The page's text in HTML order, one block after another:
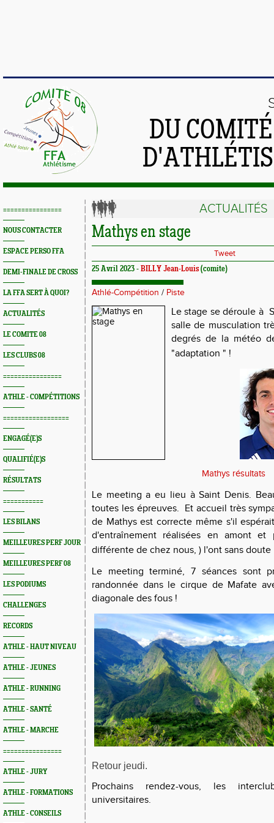
DU
================
NOUS CONTACTER
ESPACE PERSO FFA
DEMI-FINALE DE CROSS
LA FFA SERT À QUOI?
ACTUALITÉS
LE COMITE 08
LES CLUBS 08
================
ATHLE - COMPÉTITIONS
==================
ENGAGÉ(E)S
QUALIFIÉ(E)S
RÉSULTATS
===========
LES BILANS
MEILLEURES PERF JOUR
MEILLEURES PERF 08
LES PODIUMS
CHALLENGES
RECORDS
ATHLE - HAUT NIVEAU
ATHLE - JEUNES
ATHLE - RUNNING
ATHLE - SANTÉ
ATHLE - MARCHE
================
ATHLE - JURY
ATHLE - FORMATIONS
ATHLE - CONSEILS
ACTUALITÉS
Mathys en stage
Tweet
25 Avril 2023 - BILLY Jean-Louis(comite)
Athlé-Compétition / Piste
Le stage se déroule à
salle de musculation
degrés de la météo
"adaptation " !
Mathys résultats
Le meeting a eu lieu à Saint Denis.
toutes les épreuves. Et accueil très
de Mathys est correcte même s'il
d'entraînement réalisées en amont
différente de chez nous, ) l'ont sans
Le meeting terminé, 7 séances sont
randonnée dans le cirque de Mafate
diagonale des fous !
Retour jeudi.
Prochains rendez-vous, les
universitaires.